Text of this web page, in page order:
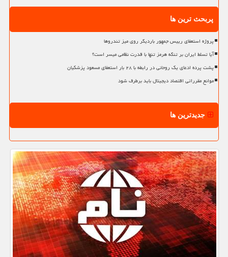
پربحث ترین ها
پروژه استعفای رییس جمهور باردیگر روی میز تندروها
آیا تسلط ایران بر تنگه هرمز تنها با قدرت نظامی میسر است؟
پشت پرده ادعای یک روحانی در رابطه با ۲۸ بار استعفای مسعود پزشکیان
موانع مقرراتی اقتصاد دیجیتال باید برطرف شود
جدیدترین ها